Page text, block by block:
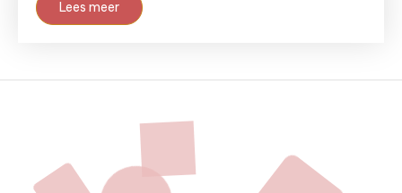
Lees meer